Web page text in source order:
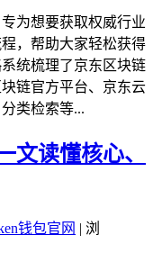
为想要获取权威行业
，帮助大家轻松获得
统梳理了京东区块链
链官方平台、京东云
类检索等...
文读懂核心、
钱包官网 | 浏